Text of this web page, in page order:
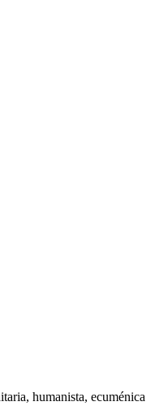
humanista, ecuménica